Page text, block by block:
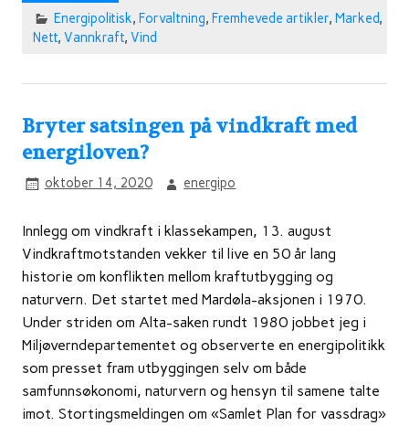
Energipolitisk, Forvaltning, Fremhevede artikler, Marked,
Nett, Vannkraft, Vind
Bryter satsingen på vindkraft med
energiloven?
oktober 14, 2020 energipo
Innlegg om vindkraft i klassekampen, 13. august
Vindkraftmotstanden vekker til live en 50 år lang
historie om konflikten mellom kraftutbygging og
naturvern. Det startet med Mardøla-aksjonen i 1970.
Under striden om Alta-saken rundt 1980 jobbet jeg i
Miljøverndepartementet og observerte en energipolitikk
som presset fram utbyggingen selv om både
samfunnsøkonomi, naturvern og hensyn til samene talte
imot. Stortingsmeldingen om «Samlet Plan for vassdrag»